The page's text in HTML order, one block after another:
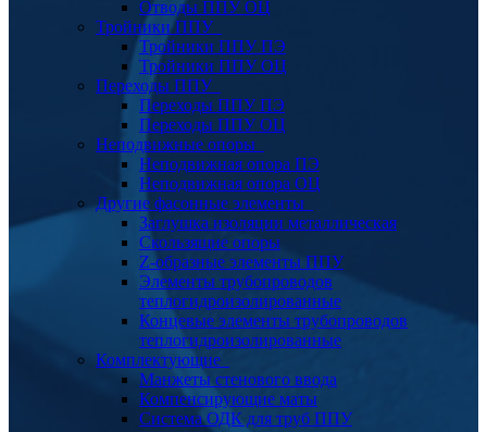
Отводы ППУ ОЦ
Тройники ППУ
Тройники ППУ ПЭ
Тройники ППУ ОЦ
Переходы ППУ
Переходы ППУ ПЭ
Переходы ППУ ОЦ
Неподвижные опоры
Неподвижная опора ПЭ
Неподвижная опора ОЦ
Другие фасонные элементы
Заглушка изоляции металлическая
Скользящие опоры
Z-образные элементы ППУ
Элементы трубопроводов
теплогидроизолированные
Концевые элементы трубопроводов
теплогидроизолированные
Комплектующие
Манжеты стенового ввода
Компенсирующие маты
Система ОДК для труб ППУ